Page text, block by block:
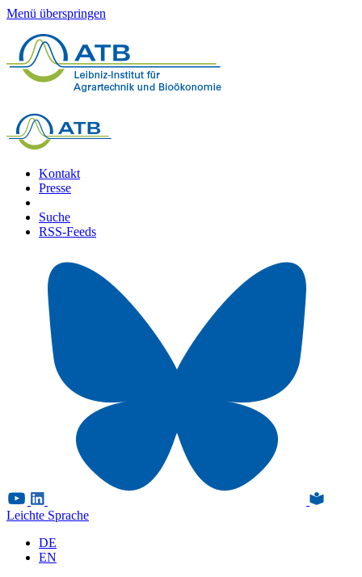
Menü überspringen
Kontakt
Presse
Suche
RSS-Feeds
Leichte Sprache
DE
EN